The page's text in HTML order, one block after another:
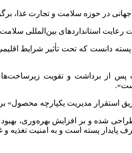
در حوزه سلامت و تجارت غذا،
رعایت استانداردهای
دانست که تحت تأثیر شرایط
پس از برداشت و تقویت
استقرار مدیریت یکپارچه محصول»
تأمین پسته طراحی شده و بر
پایدار پسته است و به امنیت